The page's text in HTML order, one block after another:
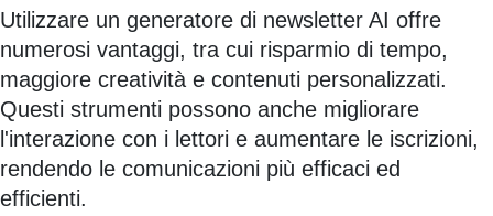
Utilizzare un generatore di newsletter AI offre
numerosi vantaggi, tra cui risparmio di tempo,
maggiore creatività e contenuti personalizzati.
Questi strumenti possono anche migliorare
l'interazione con i lettori e aumentare le iscrizioni,
rendendo le comunicazioni più efficaci ed
efficienti.